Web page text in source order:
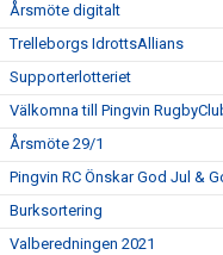
Årsmöte digitalt
Trelleborgs IdrottsAllians
Supporterlotteriet
Välkomna till Pingvin
Årsmöte 29/1
Pingvin RC Önskar God Jul &
Burksortering
Valberedningen 2021